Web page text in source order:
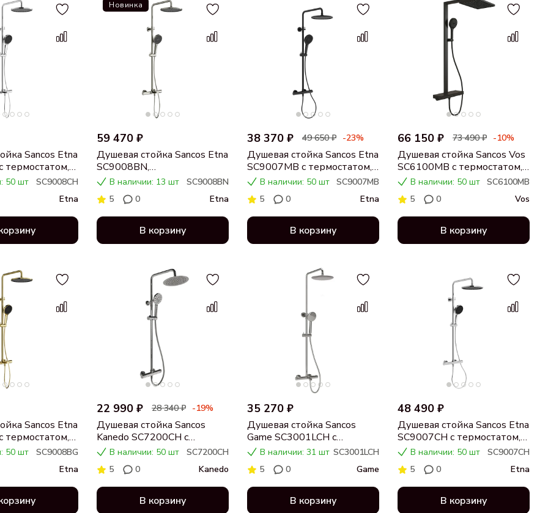
Sancos Etna
термостатом,
50 шт
SC9008CH
Etna
Новинка
59 470 ₽
Душевая стойка Sancos Etna
SC9008BN,
брашированный никель
В наличии: 13 шт
SC9008BN
5
0 Etna
В корзину
38 370 ₽ 49 650 ₽ -23%
Душевая стойка Sancos Etna
SC9007MB с термостатом,
черная матовая
В наличии: 50 шт SC9007MB
5
0 Etna
В корзину
66 150 ₽ 73 490 ₽ -10%
Душевая стойка Sancos Vos
SC6100MB с термостатом,
черный матовый
В наличии: 50 шт SC6100MB
5
0 Vos
В корзину
Sancos Etna
термостатом,
золото
50 шт
SC9008BG
Etna
22 990 ₽ 28 340 ₽ -19%
Душевая стойка Sancos
Kanedo SC7200CH с
термостатом, хром
В наличии: 50 шт
SC7200CH
5
0 Kanedo
В корзину
35 270 ₽
Душевая стойка Sancos
Game SC3001LCH с
термостатом, хром
В наличии: 31 шт SC3001LCH
5
0 Game
В корзину
48 490 ₽
Душевая стойка Sancos Etna
SC9007CH с термостатом,
хромВ наличии: 50 шт
SC9007CH
5
0 Etna
В корзину